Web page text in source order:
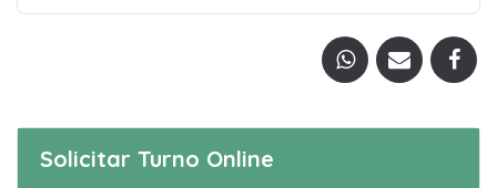
Solicitar Turno Online